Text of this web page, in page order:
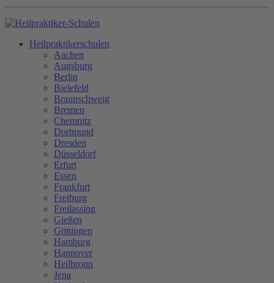
Heilpraktikerschulen
Aachen
Augsburg
Berlin
Bielefeld
Braunschweig
Bremen
Chemnitz
Dortmund
Dresden
Düsseldorf
Erfurt
Essen
Frankfurt
Freiburg
Freilassing
Gießen
Göttingen
Hamburg
Hannover
Heilbronn
Jena